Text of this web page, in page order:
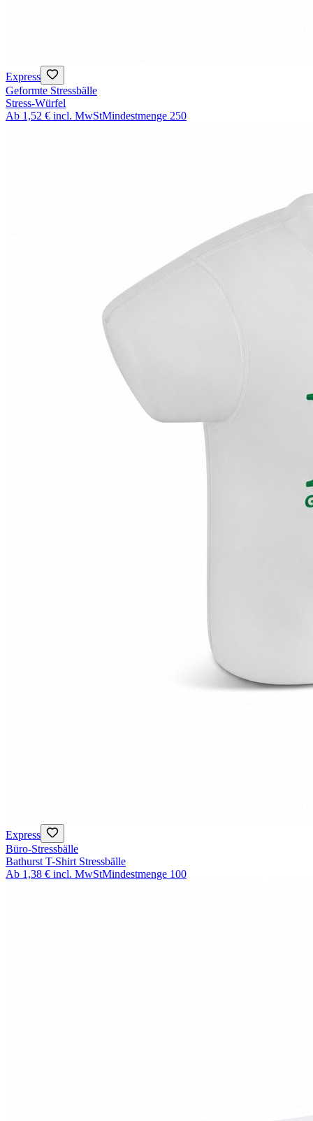
Express
Geformte Stressbälle
Stress-Würfel
Ab 1,52 € incl. MwStMindestmenge 250
Express
Büro-Stressbälle
Bathurst T-Shirt Stressbälle
Ab 1,38 € incl. MwStMindestmenge 100